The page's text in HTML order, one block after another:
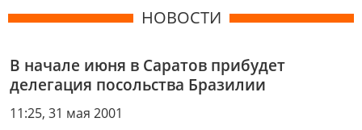
НОВОСТИ
В начале июня в Саратов прибудет
делегация посольства Бразилии
11:25, 31 мая 2001